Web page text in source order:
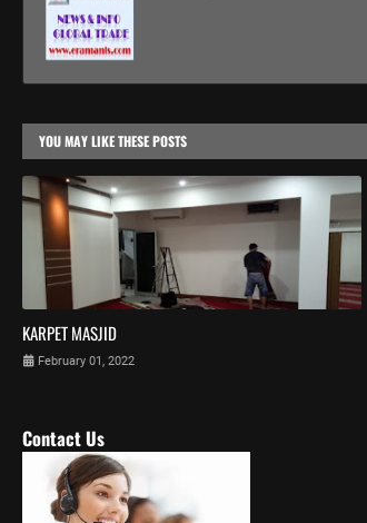
YOU MAY LIKE THESE POSTS
KARPET MASJID
February 01, 2022
Contact Us